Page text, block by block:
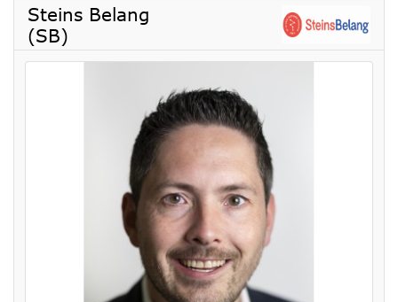
Steins Belang
(SB)